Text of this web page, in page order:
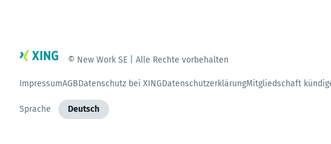
© New Work SE | Alle Rechte vorbehalten
ImpressumAGBDatenschutz bei XINGDatenschutzerklärungMitgliedschaft
Sprache Deutsch